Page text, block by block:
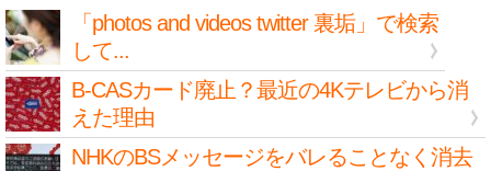
「photos and videos twitter 裏垢」で検索
して...
B-CASカード廃止？最近の4Kテレビから消
えた理由
NHKのBSメッセージをバレることなく消去